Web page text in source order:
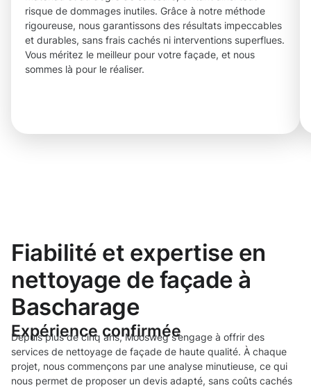
risque de dommages inutiles. Grâce à notre méthode
rigoureuse, nous garantissons des résultats impeccables
et durables, sans frais cachés ni interventions superflues.
Vous méritez le meilleur pour votre façade, et nous
sommes là pour le réaliser.
Fiabilité et expertise en
nettoyage de façade à
Bascharage
Expérience confirmée
Depuis plus de cinq ans, Moosweg s’engage à offrir des
services de nettoyage de façade de haute qualité. À chaque
projet, nous commençons par une analyse minutieuse, ce qui
nous permet de proposer un devis adapté, sans coûts cachés